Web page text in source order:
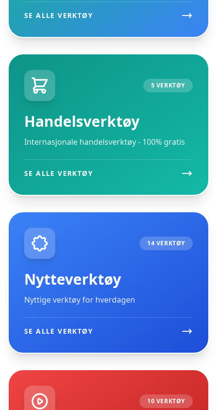
SE ALLE VERKTØY
5 VERKTØY
Handelsverktøy
Internasjonale handelsverktøy - 100% gratis
SE ALLE VERKTØY
14 VERKTØY
Nytteverktøy
Nyttige verktøy for hverdagen
SE ALLE VERKTØY
10 VERKTØY